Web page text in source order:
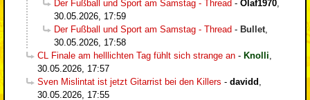
Der Fußball und Sport am Samstag - Thread - Olaf1970,
30.05.2026, 17:59
Der Fußball und Sport am Samstag - Thread - Bullet,
30.05.2026, 17:58
CL Finale am helllichten Tag fühlt sich strange an - Knolli,
30.05.2026, 17:57
Sven Mislintat ist jetzt Gitarrist bei den Killers - davidd ,
30.05.2026, 17:55